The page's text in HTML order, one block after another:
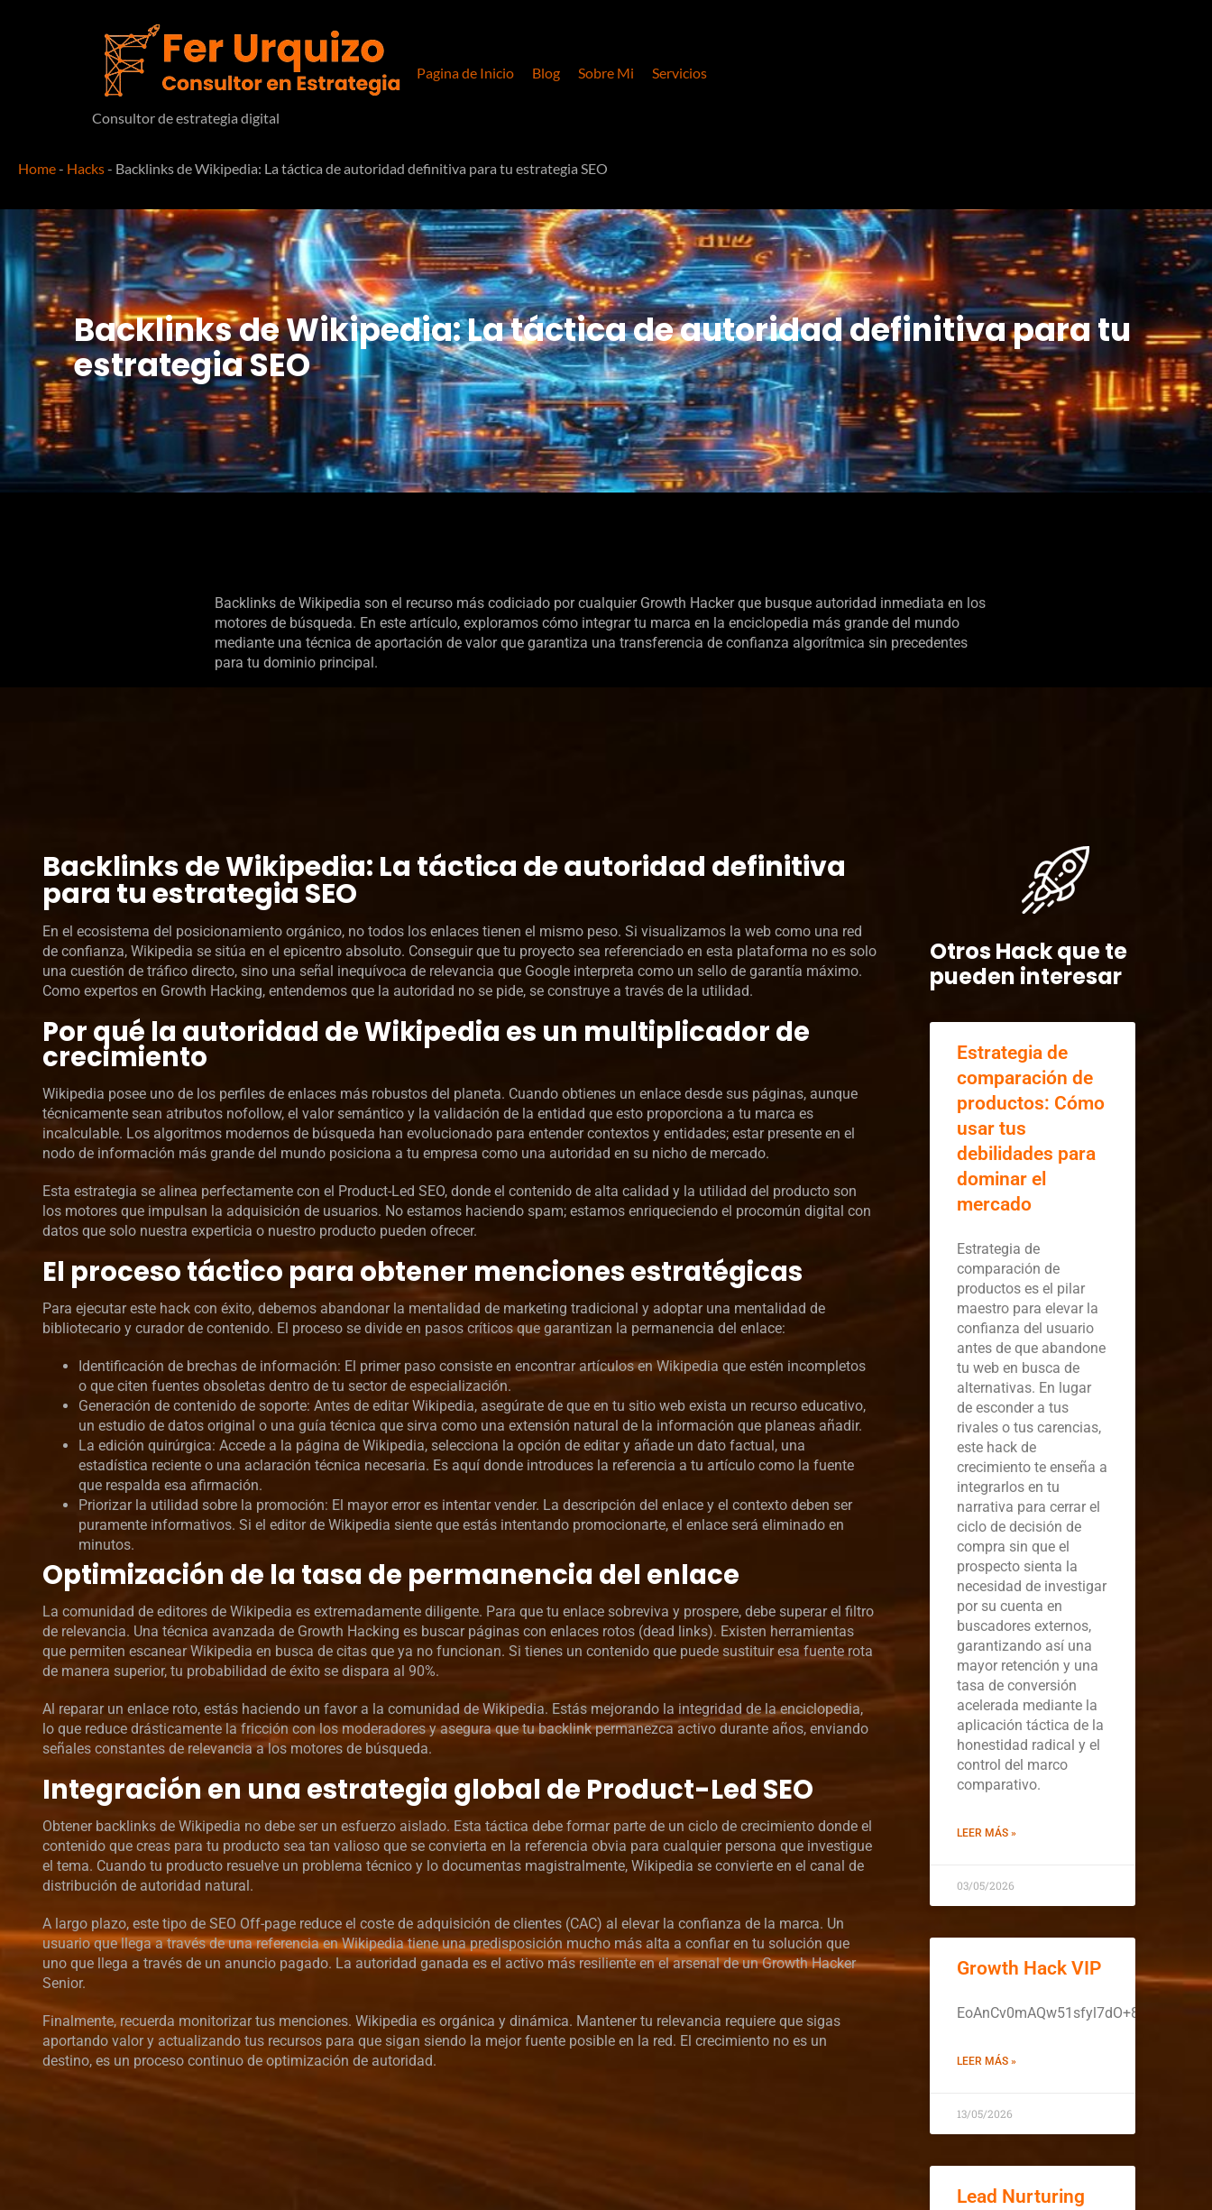
Consultor de estrategia digital
Pagina de Inicio Blog Sobre Mi Servicios
Home- Hacks- Backlinks de Wikipedia: La táctica de autoridad definitiva para tu estrategia SEO
Backlinks de Wikipedia: La táctica de autoridad definitiva para tu
estrategia SEO
Backlinks de Wikipedia son el recurso más codiciado por cualquier Growth Hacker que busque autoridad inmediata en los
motores de búsqueda. En este artículo, exploramos cómo integrar tu marca en la enciclopedia más grande del mundo
mediante una técnica de aportación de valor que garantiza una transferencia de confianza algorítmica sin precedentes
para tu dominio principal.
Backlinks de Wikipedia: La táctica de autoridad definitiva
para tu estrategia SEO
En el ecosistema del posicionamiento orgánico, no todos los enlaces tienen el mismo peso. Si visualizamos la web como una red
de confianza, Wikipedia se sitúa en el epicentro absoluto. Conseguir que tu proyecto sea referenciado en esta plataforma no es solo
una cuestión de tráfico directo, sino una señal inequívoca de relevancia que Google interpreta como un sello de garantía máximo.
Como expertos en Growth Hacking, entendemos que la autoridad no se pide, se construye a través de la utilidad.
Por qué la autoridad de Wikipedia es un multiplicador de
crecimiento
Wikipedia posee uno de los perfiles de enlaces más robustos del planeta. Cuando obtienes un enlace desde sus páginas, aunque
técnicamente sean atributos nofollow, el valor semántico y la validación de la entidad que esto proporciona a tu marca es
incalculable. Los algoritmos modernos de búsqueda han evolucionado para entender contextos y entidades; estar presente en el
nodo de información más grande del mundo posiciona a tu empresa como una autoridad en su nicho de mercado.
Esta estrategia se alinea perfectamente con el Product-Led SEO, donde el contenido de alta calidad y la utilidad del producto son
los motores que impulsan la adquisición de usuarios. No estamos haciendo spam; estamos enriqueciendo el procomún digital con
datos que solo nuestra experticia o nuestro producto pueden ofrecer.
El proceso táctico para obtener menciones estratégicas
Para ejecutar este hack con éxito, debemos abandonar la mentalidad de marketing tradicional y adoptar una mentalidad de
bibliotecario y curador de contenido. El proceso se divide en pasos críticos que garantizan la permanencia del enlace:
Identificación de brechas de información: El primer paso consiste en encontrar artículos en Wikipedia que estén incompletos
o que citen fuentes obsoletas dentro de tu sector de especialización.
Generación de contenido de soporte: Antes de editar Wikipedia, asegúrate de que en tu sitio web exista un recurso educativo,
un estudio de datos original o una guía técnica que sirva como una extensión natural de la información que planeas añadir.
La edición quirúrgica: Accede a la página de Wikipedia, selecciona la opción de editar y añade un dato factual, una
estadística reciente o una aclaración técnica necesaria. Es aquí donde introduces la referencia a tu artículo como la fuente
que respalda esa afirmación.
Priorizar la utilidad sobre la promoción: El mayor error es intentar vender. La descripción del enlace y el contexto deben ser
puramente informativos. Si el editor de Wikipedia siente que estás intentando promocionarte, el enlace será eliminado en
minutos.
Optimización de la tasa de permanencia del enlace
La comunidad de editores de Wikipedia es extremadamente diligente. Para que tu enlace sobreviva y prospere, debe superar el filtro
de relevancia. Una técnica avanzada de Growth Hacking es buscar páginas con enlaces rotos (dead links). Existen herramientas
que permiten escanear Wikipedia en busca de citas que ya no funcionan. Si tienes un contenido que puede sustituir esa fuente rota
de manera superior, tu probabilidad de éxito se dispara al 90%.
Al reparar un enlace roto, estás haciendo un favor a la comunidad de Wikipedia. Estás mejorando la integridad de la enciclopedia,
lo que reduce drásticamente la fricción con los moderadores y asegura que tu backlink permanezca activo durante años, enviando
señales constantes de relevancia a los motores de búsqueda.
Integración en una estrategia global de Product-Led SEO
Obtener backlinks de Wikipedia no debe ser un esfuerzo aislado. Esta táctica debe formar parte de un ciclo de crecimiento donde el
contenido que creas para tu producto sea tan valioso que se convierta en la referencia obvia para cualquier persona que investigue
el tema. Cuando tu producto resuelve un problema técnico y lo documentas magistralmente, Wikipedia se convierte en el canal de
distribución de autoridad natural.
A largo plazo, este tipo de SEO Off-page reduce el coste de adquisición de clientes (CAC) al elevar la confianza de la marca. Un
usuario que llega a través de una referencia en Wikipedia tiene una predisposición mucho más alta a confiar en tu solución que
uno que llega a través de un anuncio pagado. La autoridad ganada es el activo más resiliente en el arsenal de un Growth Hacker
Senior.
Finalmente, recuerda monitorizar tus menciones. Wikipedia es orgánica y dinámica. Mantener tu relevancia requiere que sigas
aportando valor y actualizando tus recursos para que sigan siendo la mejor fuente posible en la red. El crecimiento no es un
destino, es un proceso continuo de optimización de autoridad.
Otros Hack que te
pueden interesar
Estrategia de
comparación de
productos: Cómo
usar tus
debilidades para
dominar el
mercado
Estrategia de
comparación de
productos es el pilar
maestro para elevar la
confianza del usuario
antes de que abandone
tu web en busca de
alternativas. En lugar
de esconder a tus
rivales o tus carencias,
este hack de
crecimiento te enseña a
integrarlos en tu
narrativa para cerrar el
ciclo de decisión de
compra sin que el
prospecto sienta la
necesidad de investigar
por su cuenta en
buscadores externos,
garantizando así una
mayor retención y una
tasa de conversión
acelerada mediante la
aplicación táctica de la
honestidad radical y el
control del marco
comparativo.
LEER MÁS »
03/05/2026
Growth Hack VIP
LEER MÁS »
13/05/2026
Lead Nurturing